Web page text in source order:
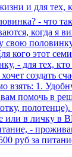
и для
- что
когда я
свою
кого этот
- для тех,
взять: 1.
помочь в
или в личку
-
руб за